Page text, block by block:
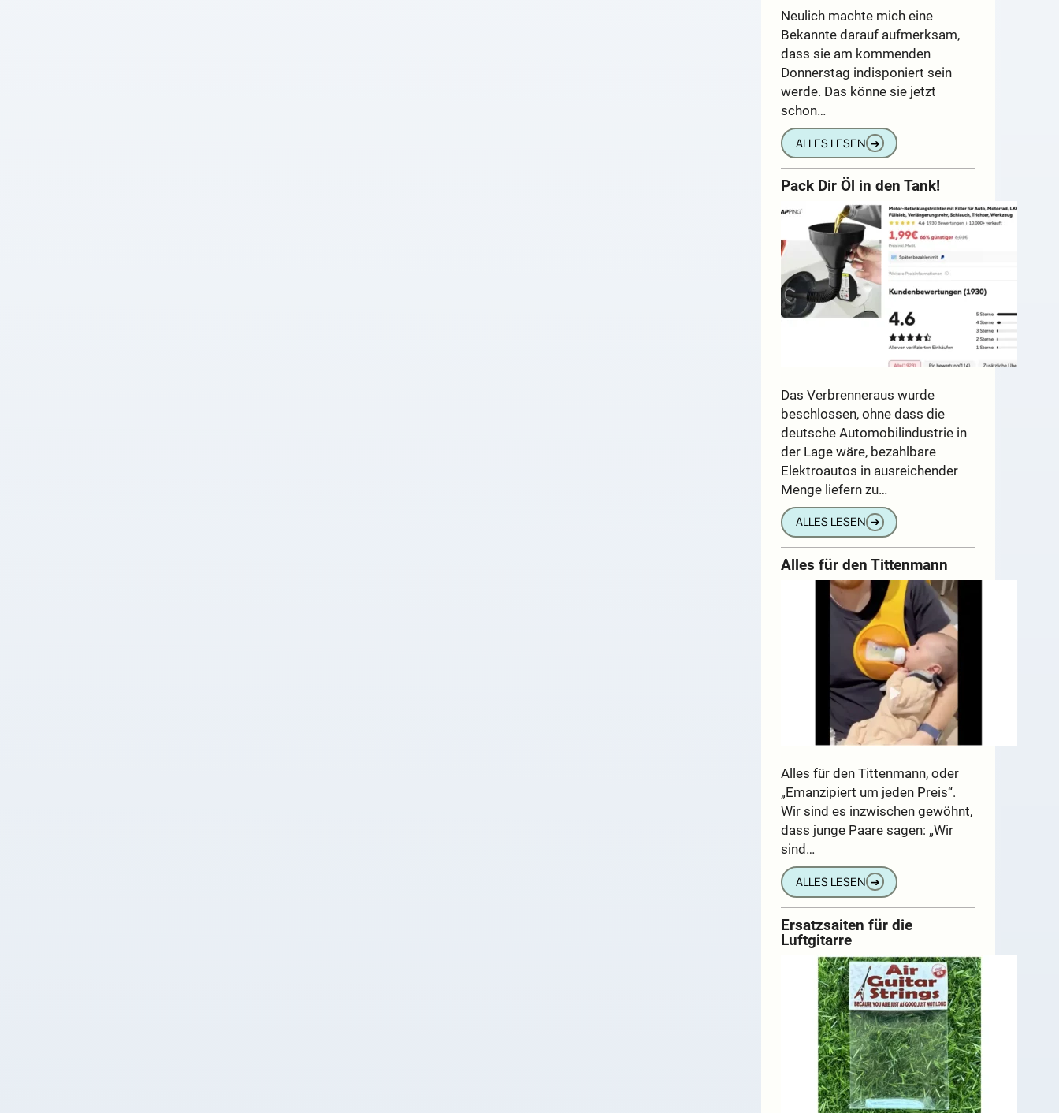
Neulich machte mich eine
Bekannte darauf aufmerksam,
dass sie am kommenden
Donnerstag indisponiert sein
werde. Das könne sie jetzt
schon…
ALLES LESEN ➔
Pack Dir Öl in den Tank!
Das Verbrenneraus wurde
beschlossen, ohne dass die
deutsche Automobilindustrie in
der Lage wäre, bezahlbare
Elektroautos in ausreichender
Menge liefern zu…
ALLES LESEN ➔
Alles für den Tittenmann
Alles für den Tittenmann, oder
„Emanzipiert um jeden Preis“.
Wir sind es inzwischen gewöhnt,
dass junge Paare sagen: „Wir
sind…
ALLES LESEN ➔
Ersatzsaiten für die
Luftgitarre